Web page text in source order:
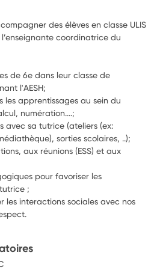
des élèves en classe ULIS
coordinatrice du
de 6e dans leur classe de
l'AESH;
les apprentissages au sein du
numération....;
avec sa tutrice (ateliers (ex:
sorties scolaires, ..);
aux réunions (ESS) et aux
pour favoriser les
;
les interactions sociales avec nos